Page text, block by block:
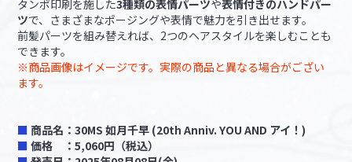
タンポ印刷を施した3種類の表情パーツや表情付きのハンドパー
ツで、さまざまなポージングや表情で魅力を引き出せます。
前髪パーツを組み替えれば、2つのヘアスタイルを楽しむことも
できます。
※商品画像はイメージです。実際の商品と異なる場合がござい
ます。
■商品名：30MS 如月千早 (20th Anniv. YOU AND アイ！)
■ 価格 ：5,060円（税込）